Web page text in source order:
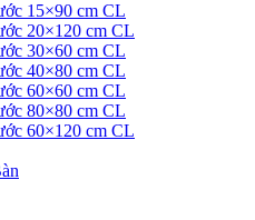
15×90 cm CL
20×120 cm CL
30×60 cm CL
40×80 cm CL
60×60 cm CL
80×80 cm CL
60×120 cm CL